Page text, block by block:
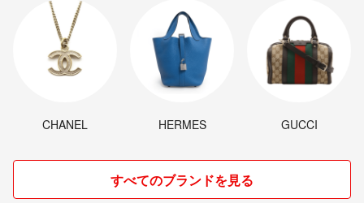
CHANEL HERMES GUCCI
すべてのブランドを見る